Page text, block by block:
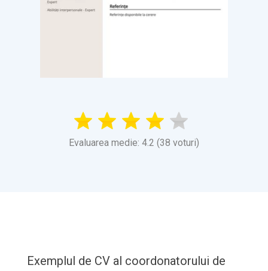
Evaluarea medie: 4.2 (38 voturi)
Exemplul de CV al coordonatorului de